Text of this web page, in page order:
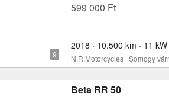
599 000 Ft
N.R.Motorcycles · Somogy
Beta RR 50